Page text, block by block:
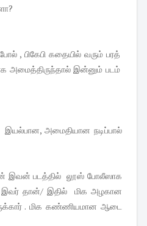
, பிகேபி கதையில் வரும் பரத்
அமைத்திருந்தால் இன்னும் படம்
அமைதியான நடிப்பால்
இவன் படத்தில் லூஸ் போலீஸாக
இவர் தான்/ இதில் மிக அழகான
. மிக கண்ணியமான ஆடை